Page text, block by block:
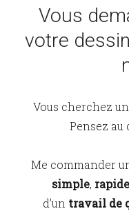
Vous
votre
Vous cherchez
Pensez au
Me commander
simple, rapide
d’un travail de